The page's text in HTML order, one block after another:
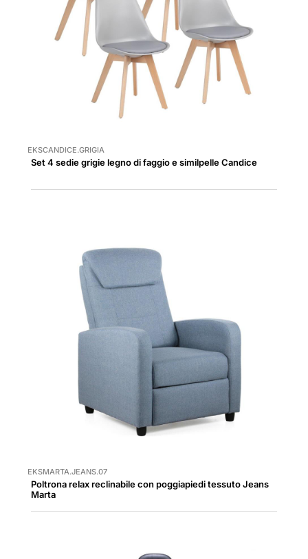
EKSCANDICE.GRIGIA
Set 4 sedie grigie legno di faggio e similpelle Candice
EKSMARTA.JEANS.07
Poltrona relax reclinabile con poggiapiedi tessuto Jeans
Marta